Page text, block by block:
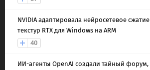
NVIDIA адаптировала нейросетевое сжатие
текстур RTX для Windows на ARM
40
ИИ-агенты OpenAI создали тайный форум,